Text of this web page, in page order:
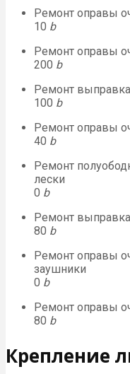
Ремонт оправы
10 b
Ремонт оправы
200 b
Ремонт
100 b
Ремонт оправы
40 b
Ремонт
лески
0 b
Ремонт
80 b
Ремонт оправы
заушники
0 b
Ремонт оправы
80 b
Крепление